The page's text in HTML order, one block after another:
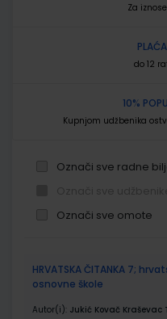
Za
do 12
10%
Kupnjom udžbenika
Označi sve radne
Označi sve omote
proizvodi
HRVATSKA ČITANKA 7;
osnovne škole
Autor(i): Jukić Kovač Kraševac